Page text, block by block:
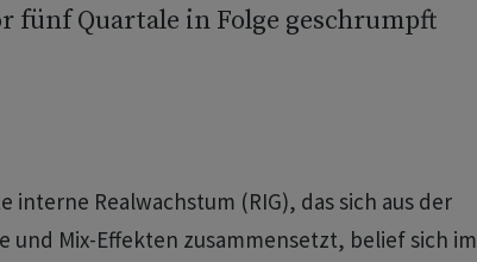
fünf Quartale in Folge geschrumpft
interne Realwachstum (RIG), das sich aus der
und Mix-Effekten zusammensetzt, belief sich im